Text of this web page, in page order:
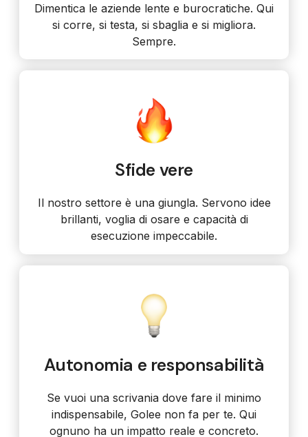
Dimentica le aziende lente e burocratiche. Qui
si corre, si testa, si sbaglia e si migliora.
Sempre.
Sfide vere
Il nostro settore è una giungla. Servono idee
brillanti, voglia di osare e capacità di
esecuzione impeccabile.
Autonomia e responsabilità
Se vuoi una scrivania dove fare il minimo
indispensabile, Golee non fa per te. Qui
ognuno ha un impatto reale e concreto.